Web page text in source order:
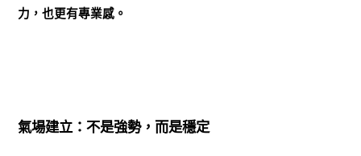
力，也更有專業感。
氣場建立：不是強勢，而是穩定